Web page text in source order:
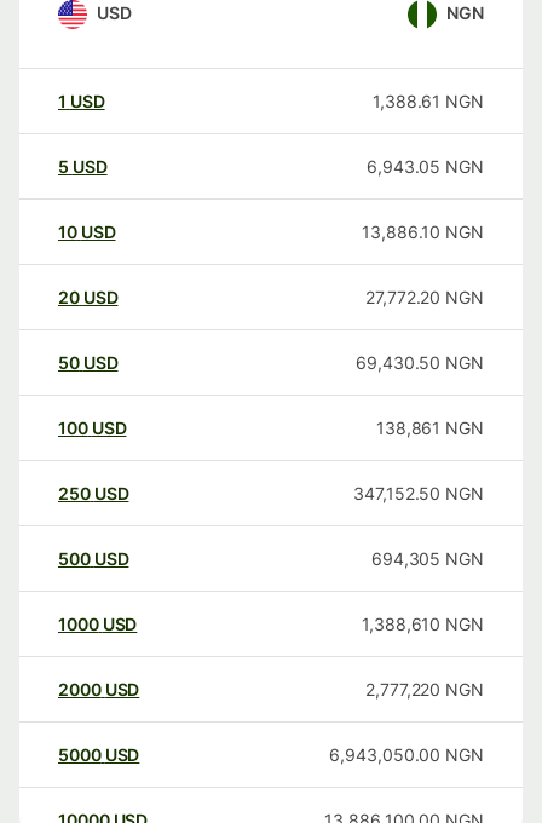
USD NGN
1 USD 1,388.61 NGN
5 USD 6,943.05 NGN
10 USD 13,886.10 NGN
20 USD 27,772.20 NGN
50 USD 69,430.50 NGN
100 USD 138,861 NGN
250 USD 347,152.50 NGN
500 USD 694,305 NGN
1000 USD 1,388,610 NGN
2000 USD 2,777,220 NGN
5000 USD 6,943,050.00 NGN